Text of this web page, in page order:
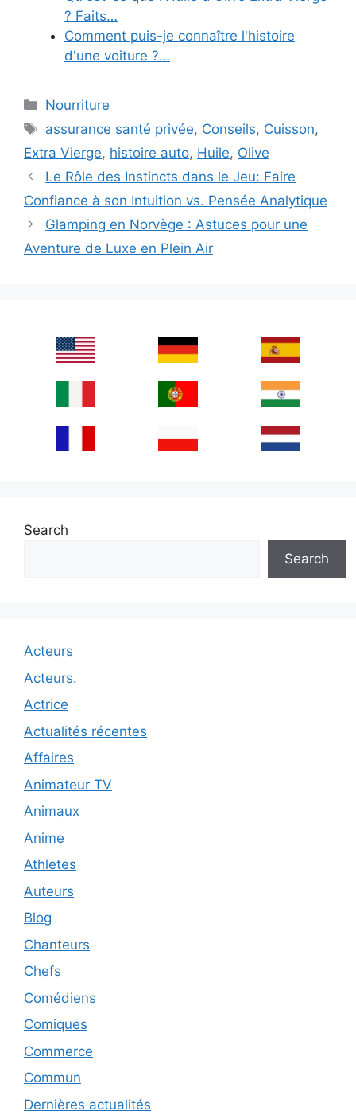
? Faits…
Comment puis-je connaître l'histoire
d'une voiture ?…
Categories
Nourriture
Tags
assurance santé privée, Conseils, Cuisson,
Extra Vierge, histoire auto, Huile, Olive
Le Rôle des Instincts dans le Jeu: Faire
Confiance à son Intuition vs. Pensée Analytique
Glamping en Norvège : Astuces pour une
Aventure de Luxe en Plein Air
Search
Search
Acteurs
Acteurs.
Actrice
Actualités récentes
Affaires
Animateur TV
Animaux
Anime
Athletes
Auteurs
Blog
Chanteurs
Chefs
Comédiens
Comiques
Commerce
Commun
Dernières actualités